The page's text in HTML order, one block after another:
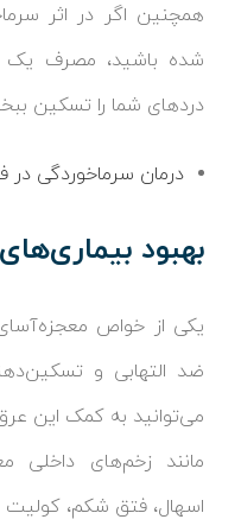
همچنین اگر در اثر
شده باشید، مصرف یک
دردهای شما را تسکین
درمان سرماخوردگی
بهبود
یکی از خواص
ضد التهابی و
می‌توانید به کمک این
مانند زخم‌های داخلی
اسهال، فتق شکم، کولیت